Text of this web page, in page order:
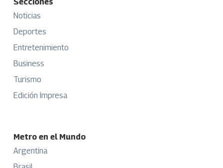
Noticias
Deportes
Entretenimiento
Business
Turismo
Edición Impresa
Metro en el Mundo
Argentina